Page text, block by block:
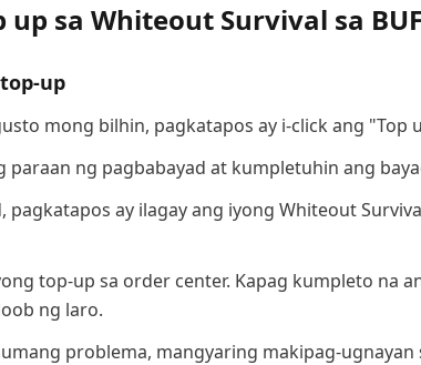
sa Whiteout Survival sa
up
mong bilhin, pagkatapos ay i-click ang "Top
paraan ng pagbabayad at kumpletuhin ang
pagkatapos ay ilagay ang iyong Whiteout
top-up sa order center. Kapag kumpleto na
ng laro.
problema, mangyaring makipag-ugnayan